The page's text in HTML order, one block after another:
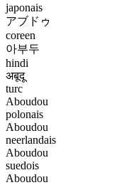
japonais
アブドゥ
coreen
아부두
hindi
अबूदू
turc
Aboudou
polonais
Aboudou
neerlandais
Aboudou
suedois
Aboudou